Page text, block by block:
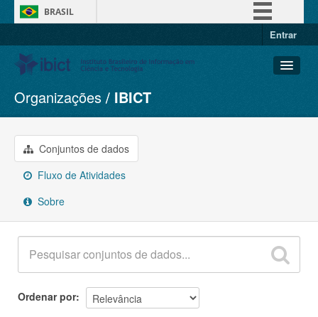
BRASIL
Entrar
Conjuntos de dados
Organizações
Grupos
Sobre
Organizações IBICT
Conjuntos de dados
Fluxo de Atividades
Sobre
Ordenar por